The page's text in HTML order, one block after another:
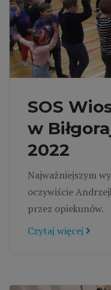
SOS
w
2022
Najważniejszym
oczywiście
przez opiekunów.
Czytaj więcej